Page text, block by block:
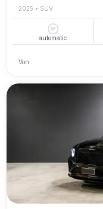
2025 • SUV
automatic
Von